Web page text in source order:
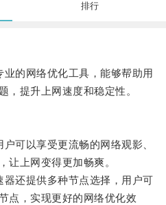
排行
的网络优化工具，能够帮助用
，提升上网速度和稳定性。
以享受更流畅的网络观影、
让上网变得更加畅爽。
还提供多种节点选择，用户可
点，实现更好的网络优化效